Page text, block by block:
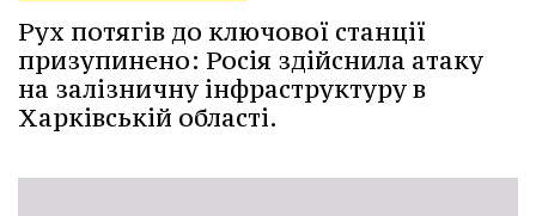
Рух потягів до ключової станції
призупинено: Росія здійснила атаку
на залізничну інфраструктуру в
Харківській області.